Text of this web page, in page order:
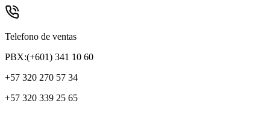
Telefono de ventas
PBX:(+601) 341 10 60
+57 320 270 57 34
+57 320 339 25 65